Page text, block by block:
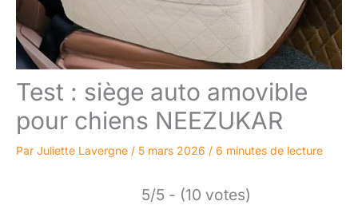
Test : siège auto amovible
pour chiens NEEZUKAR
Par Juliette Lavergne / 5 mars 2026 / 6 minutes de lecture
5/5 - (10 votes)